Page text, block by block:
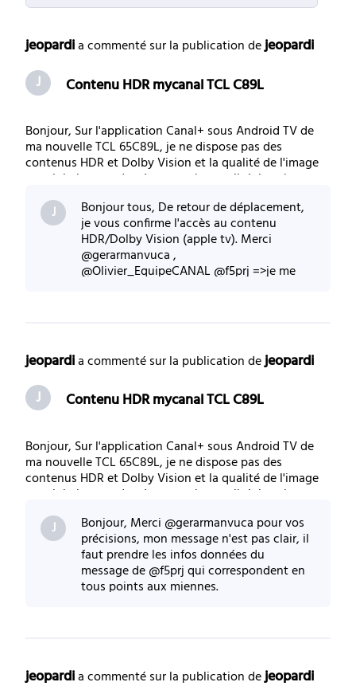
Toutes
les
jeopardi a commenté sur la publication de jeopardi
J
Contenu HDR mycanal TCL C89L
Bonjour, Sur l'application Canal+ sous Android TV de
ma nouvelle TCL 65C89L, je ne dispose pas des
contenus HDR et Dolby Vision et la qualité de l'image
est globalement de très mauvaise qualité. Je suis en
ethernet et je possède un Shield qui est raccordé de la
m^me façon ou je visionne les films en
J Bonjour tous, De retour de déplacement,
je vous confirme l'accès au contenu
HDR/Dolby Vision (apple tv). Merci
@gerarmanvuca ,
@Olivier_EquipeCANAL @f5prj =>je me
jeopardi a commenté sur la publication de jeopardi
J
Contenu HDR mycanal TCL C89L
Bonjour, Sur l'application Canal+ sous Android TV de
ma nouvelle TCL 65C89L, je ne dispose pas des
contenus HDR et Dolby Vision et la qualité de l'image
est globalement de très mauvaise qualité. Je suis en
ethernet et je possède un Shield qui est raccordé de la
m^me façon ou je visionne les films en
J Bonjour, Merci @gerarmanvuca pour vos
précisions, mon message n'est pas clair, il
faut prendre les infos données du
message de @f5prj qui correspondent en
tous points aux miennes.
jeopardi a commenté sur la publication de jeopardi